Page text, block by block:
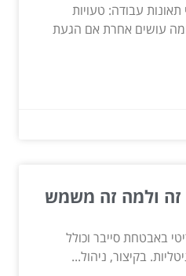
תאונות עבודה: טעויות
ומה עושים אחרת אם הגעת
זה ולמה זה משמש
באבטחת סייבר וכולל
בקיצור, ניהול...